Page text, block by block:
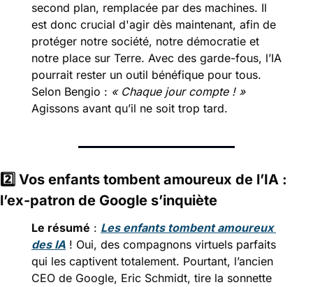
second plan, remplacée par des machines. Il
est donc crucial d'agir dès maintenant, afin de
protéger notre société, notre démocratie et
notre place sur Terre. Avec des garde-fous, l’IA
pourrait rester un outil bénéfique pour tous.
Selon Bengio : « Chaque jour compte ! »
Agissons avant qu’il ne soit trop tard.
2️⃣ Vos enfants tombent amoureux de l’IA :
l’ex-patron de Google s’inquiète
Le résumé : Les enfants tombent amoureux
des IA ! Oui, des compagnons virtuels parfaits
qui les captivent totalement. Pourtant, l’ancien
CEO de Google, Eric Schmidt, tire la sonnette